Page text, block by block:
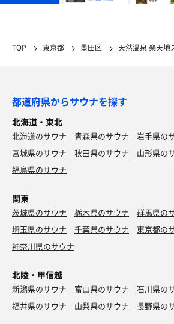
TOP 東京都 墨田区 天然温泉 楽天地
都道府県からサウナを探す
北海道・東北
北海道のサウナ 青森県のサウナ
岩手県の
宮城県のサウナ
秋田県のサウナ
山形県の
福島県のサウナ
関東
茨城県のサウナ 栃木県のサウナ
群馬県の
埼玉県のサウナ
千葉県のサウナ
東京都の
神奈川県のサウナ
北陸・甲信越
新潟県のサウナ 富山県のサウナ
石川県の
福井県のサウナ
山梨県のサウナ 長野県の